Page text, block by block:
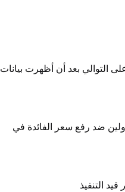
التوالي بعد أن أظهرت بيانات
ضد رفع سعر الفائدة في